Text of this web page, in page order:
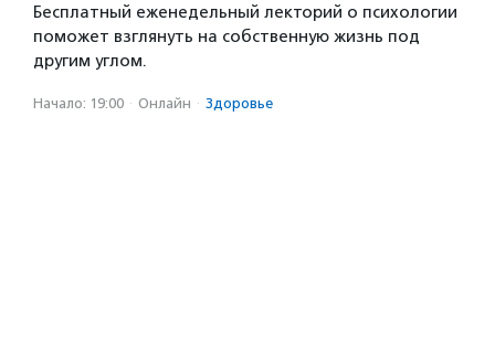
Бесплатный еженедельный лекторий о психологии
поможет взглянуть на собственную жизнь под
другим углом.
Начало: 19:00 · Онлайн · Здоровье